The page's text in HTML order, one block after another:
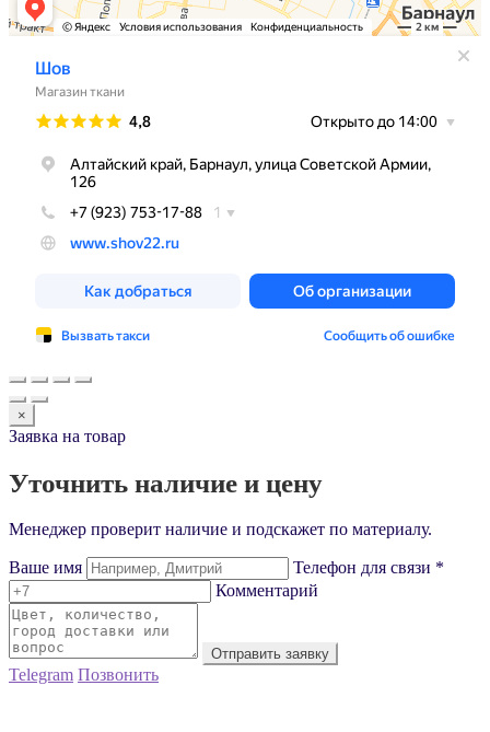
×
Заявка на товар
Уточнить наличие и цену
Менеджер проверит наличие и подскажет по материалу.
Ваше имя
Телефон для связи *
Комментарий
Отправить заявку
Telegram Позвонить